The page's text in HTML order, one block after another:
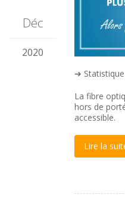
Déc
2020
➔ Statistique
La fibre
hors de
accessible.
Lire la